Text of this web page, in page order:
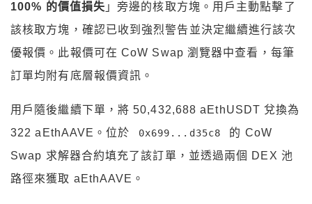
100% 的價值損失 」旁邊的核取方塊。用戶主動點擊了
該核取方塊，確認已收到強烈警告並決定繼續進行該次
優報價。此報價可在 CoW Swap 瀏覽器中查看，每筆
訂單均附有底層報價資訊。
用戶隨後繼續下單，將 50,432,688 aEthUSDT 兌換為
322 aEthAAVE。位於
0x699...d35c8
的 CoW
Swap 求解器合約填充了該訂單，並透過兩個 DEX 池
路徑來獲取 aEthAAVE。